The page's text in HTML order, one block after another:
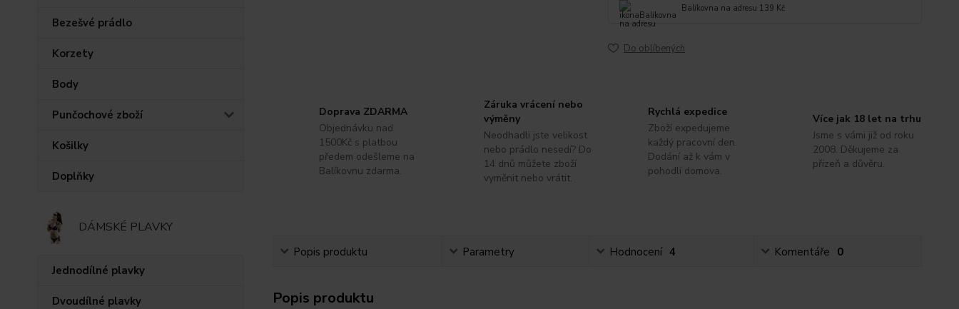
Bezešvé prádlo
Korzety
Body
Punčochové zboží
Košilky
Doplňky
DÁMSKÉ PLAVKY
Jednodílné plavky
Dvoudílné plavky
Balíkovna na adresu 139 Kč
Do oblíbených
Doprava ZDARMA
Objednávku nad
1500Kč s platbou
předem odešleme na
Balíkovnu zdarma.
Záruka vrácení nebo
výměny
Neodhadli jste velikost
nebo prádlo nesedí? Do
14 dnů můžete zboží
vyměnit nebo vrátit.
Rychlá expedice
Zboží expedujeme
každý pracovní den.
Dodání až k vám v
pohodlí domova.
Více jak 18 let na trhu
Jsme s vámi již od roku
2008. Děkujeme za
přízeň a důvěru.
Popis produktu Parametry Hodnocení 4 Komentáře 0
Popis produktu